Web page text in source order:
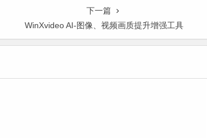
新的一页
下一篇
WinXvideo AI-图像、视频画质提升增强工具